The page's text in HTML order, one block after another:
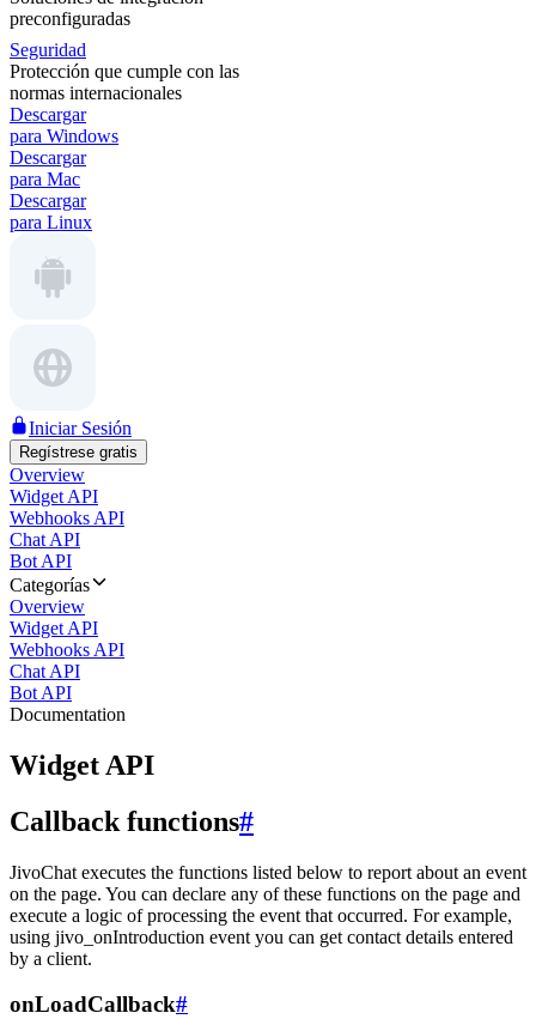
preconfiguradas
Seguridad
Protección que cumple con las
normas internacionales
Descargar
para Windows
Descargar
para Mac
Descargar
para Linux
Iniciar Sesión
Regístrese gratis
Overview
Widget API
Webhooks API
Chat API
Bot API
Categorías
Overview
Widget API
Webhooks API
Chat API
Bot API
Documentation
Widget API
Callback functions#
JivoChat executes the functions listed below to report about an event
on the page. You can declare any of these functions on the page and
execute a logic of processing the event that occurred. For example,
using jivo_onIntroduction event you can get contact details entered
by a client.
onLoadCallback#